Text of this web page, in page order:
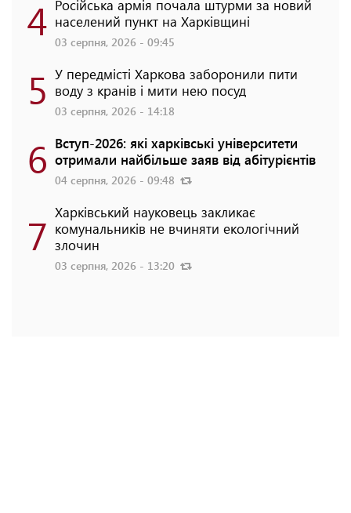
4 Російська армія почала штурми за новий
населений пункт на Харківщині
03 серпня, 2026 - 09:45
5 У передмісті Харкова заборонили пити
воду з кранів і мити нею посуд
03 серпня, 2026 - 14:18
6 Вступ-2026: які харківські університети
отримали найбільше заяв від абітурієнтів
04 серпня, 2026 - 09:48
7 Харківський науковець закликає
комунальників не вчиняти екологічний
злочин
03 серпня, 2026 - 13:20